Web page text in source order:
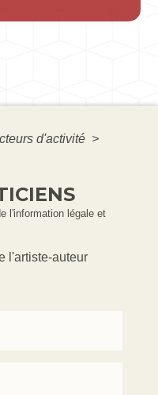
d'activité >
l'information légale et
l'artiste-auteur